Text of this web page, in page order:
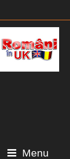
Menu